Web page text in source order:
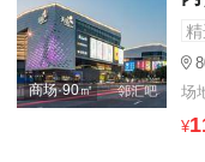
商场·90㎡
场
¥